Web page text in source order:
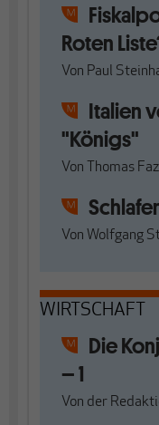
Roten
Von Paul
Italien
"Königs"
Von Thomas
Von Wolfgang
WIRTSCHAFT
Die
– 1
Von der